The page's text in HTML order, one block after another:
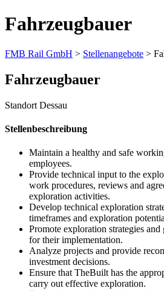
Fahrzeugbauer
FMB Rail GmbH > Stellenangebote >
Fahrzeugbauer
Standort Dessau
Stellenbeschreibung
Maintain a healthy and safe
employees.
Provide technical input to the
work procedures, reviews and
exploration activities.
Develop technical exploration
timeframes and exploration
Promote exploration strategies
for their implementation.
Analyze projects and provide
investment decisions.
Ensure that TheBuilt has the
carry out effective exploration.